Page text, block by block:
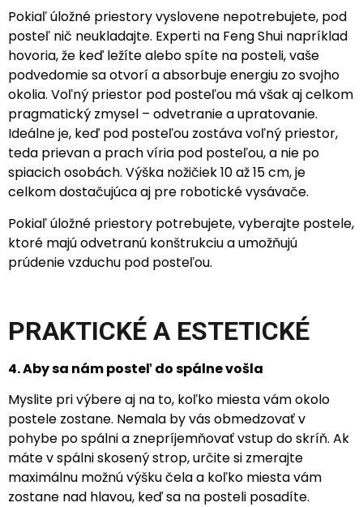
Pokiaľ úložné priestory vyslovene nepotrebujete, pod
posteľ nič neukladajte. Experti na Feng Shui napríklad
hovoria, že keď ležíte alebo spíte na posteli, vaše
podvedomie sa otvorí a absorbuje energiu zo svojho
okolia. Voľný priestor pod posteľou má však aj celkom
pragmatický zmysel – odvetranie a upratovanie.
Ideálne je, keď pod posteľou zostáva voľný priestor,
teda prievan a prach víria pod posteľou, a nie po
spiacich osobách. Výška nožičiek 10 až 15 cm, je
celkom dostačujúca aj pre robotické vysávače.
Pokiaľ úložné priestory potrebujete, vyberajte postele,
ktoré majú odvetranú konštrukciu a umožňujú
prúdenie vzduchu pod posteľou.
PRAKTICKÉ A ESTETICKÉ
4. Aby sa nám posteľ do spálne vošla
Myslite pri výbere aj na to, koľko miesta vám okolo
postele zostane. Nemala by vás obmedzovať v
pohybe po spálni a znepríjemňovať vstup do skríň. Ak
máte v spálni skosený strop, určite si zmerajte
maximálnu možnú výšku čela a koľko miesta vám
zostane nad hlavou, keď sa na posteli posadíte.